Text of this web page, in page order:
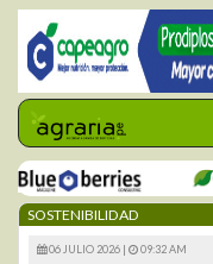
SOSTENIBILIDAD
06 JULIO 2026 | 09:32 AM